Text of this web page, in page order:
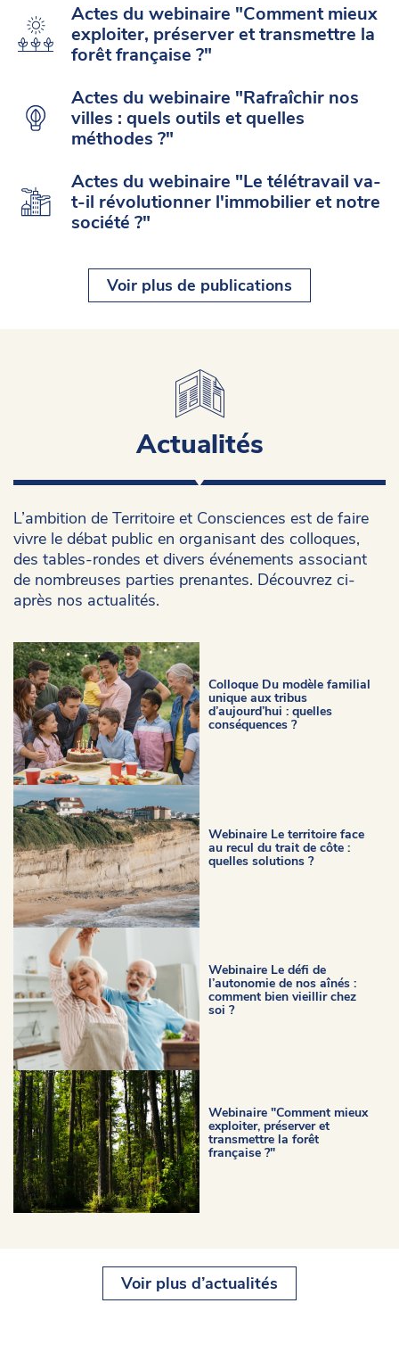
Actes du webinaire "Comment mieux
exploiter, préserver et transmettre la
forêt française ?"
Actes du webinaire "Rafraîchir nos
villes : quels outils et quelles
méthodes ?"
Actes du webinaire "Le télétravail va-
t-il révolutionner l'immobilier et notre
société ?"
Voir plus de publications
Actualités
L’ambition de Territoire et Consciences est de faire
vivre le débat public en organisant des colloques,
des tables-rondes et divers événements associant
de nombreuses parties prenantes. Découvrez ci-
après nos actualités.
Colloque Du modèle familial
unique aux tribus
d’aujourd’hui : quelles
conséquences ?
Webinaire Le territoire face
au recul du trait de côte :
quelles solutions ?
Webinaire Le défi de
l’autonomie de nos aînés :
comment bien vieillir chez
soi ?
Webinaire "Comment mieux
exploiter, préserver et
transmettre la forêt
française ?"
Voir plus d’actualités